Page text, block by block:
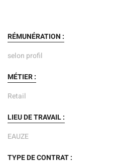
RÉMUNÉRATION :
selon profil
MÉTIER :
Retail
LIEU DE TRAVAIL :
EAUZE
TYPE DE CONTRAT :